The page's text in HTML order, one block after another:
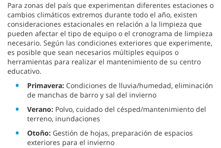
Para zonas del país que experimentan diferentes estaciones o
cambios climáticos extremos durante todo el año, existen
consideraciones estacionales en relación a la limpieza que
pueden afectar el tipo de equipo o el cronograma de limpieza
necesario. Según las condiciones exteriores que experimente,
es posible que sean necesarios múltiples equipos o
herramientas para realizar el mantenimiento de su centro
educativo.
Primavera: Condiciones de lluvia/humedad, eliminación
de manchas de barro y sal del invierno
Verano: Polvo, cuidado del césped/mantenimiento del
terreno, inundaciones
Otoño: Gestión de hojas, preparación de espacios
exteriores para el invierno